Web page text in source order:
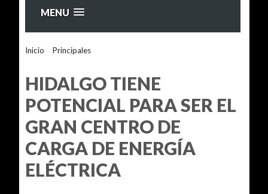
MENU
Inicio Principales>
HIDALGO TIENE
POTENCIAL PARA SER EL
GRAN CENTRO DE
CARGA DE ENERGÍA
ELÉCTRICA